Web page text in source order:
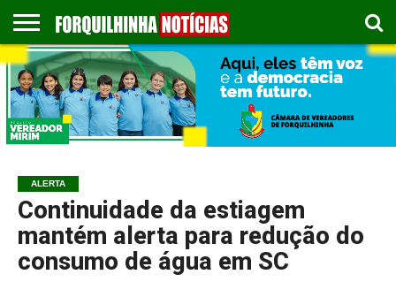
COLUNISTAS
EMPREGOS
ESPORTES
PUBLICAÇÃO
LEGAL
GASTRONOMIA
CONTATO
ALERTA
Continuidade da estiagem
mantém alerta para redução do
consumo de água em SC